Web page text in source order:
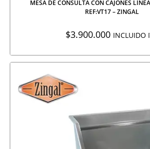
MESA DE CONSULTA CON CAJONES
REF:VT17 – ZINGAL
$3.900.000 INCLUIDO